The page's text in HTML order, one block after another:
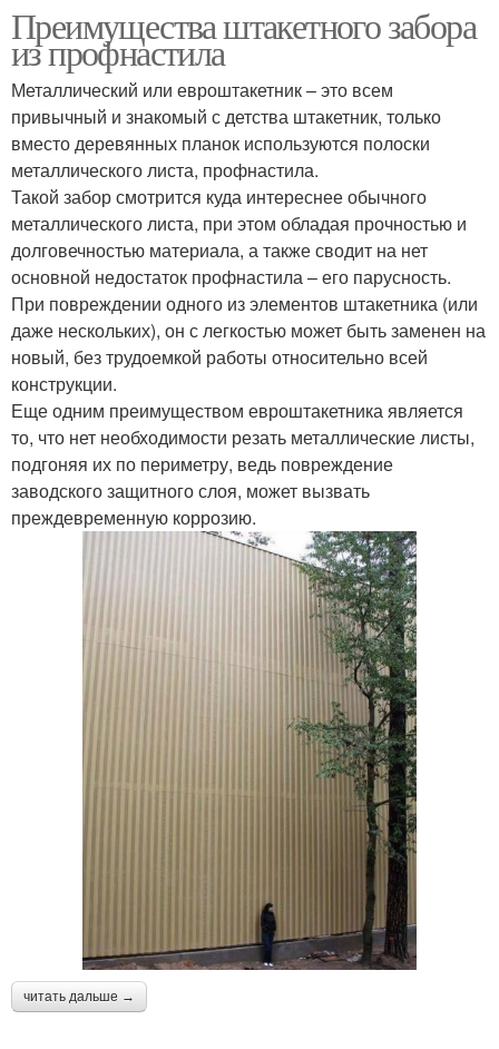
Преимущества штакетного забора
из профнастила
Металлический или евроштакетник – это всем
привычный и знакомый с детства штакетник, только
вместо деревянных планок используются полоски
металлического листа, профнастила.
Такой забор смотрится куда интереснее обычного
металлического листа, при этом обладая прочностью и
долговечностью материала, а также сводит на нет
основной недостаток профнастила – его парусность.
При повреждении одного из элементов штакетника (или
даже нескольких), он с легкостью может быть заменен на
новый, без трудоемкой работы относительно всей
конструкции.
Еще одним преимуществом евроштакетника является
то, что нет необходимости резать металлические листы,
подгоняя их по периметру, ведь повреждение
заводского защитного слоя, может вызвать
преждевременную коррозию.
читать дальше →